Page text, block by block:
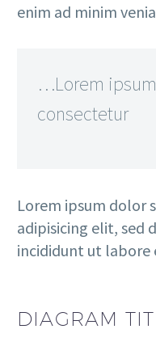
enim ad minim
…Lorem
consectetur
Lorem ipsum dolor
adipisicing elit, sed
incididunt ut labore
DIAGRAM